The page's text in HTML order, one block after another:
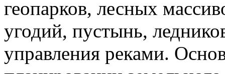
геопарков, лесных
угодий, пустынь,
управления реками.